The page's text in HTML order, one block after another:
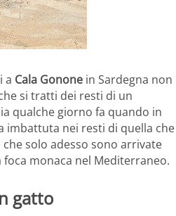
a Cala Gonone in Sardegna non
si tratti dei resti di un
qualche giorno fa quando in
imbattuta nei resti di quella che
solo adesso sono arrivate
monaca nel Mediterraneo.
gatto